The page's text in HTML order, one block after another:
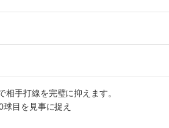
手打線を完璧に抑えます。
目を見事に捉え